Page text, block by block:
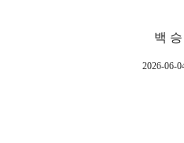
백 승
2026-06-